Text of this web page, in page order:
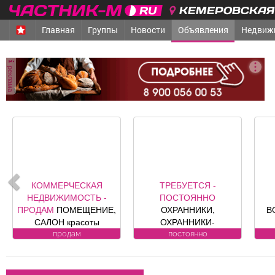
КЕМЕРОВСКАЯ
Главная Группы Новости Объявления
реклама
КОММЕРЧЕСКАЯ
НЕДВИЖИМОСТЬ -
ПРОДАМ ПОМЕЩЕНИЕ,
САЛОН красоты
«Оазис», площадь 88, 8
Юдина, 1, хороший
ремонт, полностью с
продам
ТРЕБУЕТСЯ -
ПОСТОЯННО
ОХРАННИКИ,
ОХРАННИКИ-
ВОДИТЕЛИ Требования
Условия:
ЛИЦЕНЗИРОВАННЫЕ
постоянно